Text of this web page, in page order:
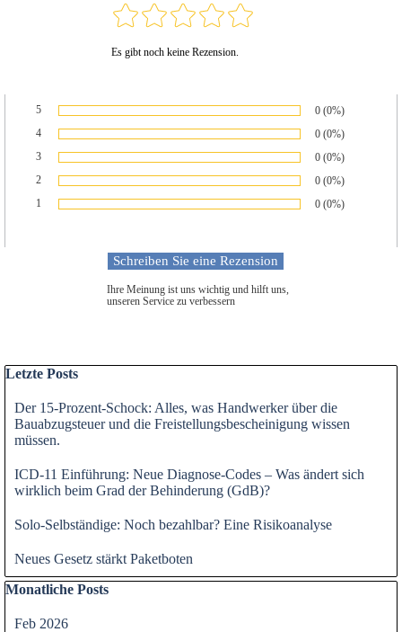
Es gibt noch keine Rezension.
5 Anzahl von
0Prozentsatz der
(0%)
4 Anzahl von
0Prozentsatz der
(0%)
3 Anzahl von
0Prozentsatz der
(0%)
2 Anzahl von
0Prozentsatz der
(0%)
1 Anzahl von
0Prozentsatz der
(0%)
Ihre Meinung ist uns wichtig und hilft uns,
unseren Service zu verbessern
Block überspringen Letzte Posts
Letzte Posts
Der 15-Prozent-Schock: Alles, was Handwerker über die
Bauabzugsteuer und die Freistellungsbescheinigung wissen
müssen.
ICD-11 Einführung: Neue Diagnose-Codes – Was ändert sich
wirklich beim Grad der Behinderung (GdB)?
Solo-Selbständige: Noch bezahlbar? Eine Risikoanalyse
Neues Gesetz stärkt Paketboten
Block überspringen Monatliche Posts
Monatliche Posts
Feb 2026